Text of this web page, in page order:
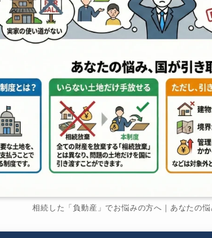
相続した「負動産」でお悩みの方へ｜あなたの